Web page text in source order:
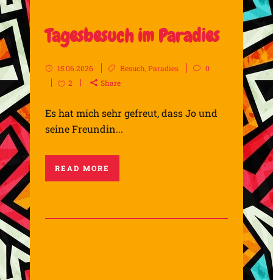
Tagesbesuch im Paradies
15.06.2026 Besuch,Paradies
0
2
Share
Es hat mich sehr gefreut, dass Jo und
seine Freundin...
READ MORE